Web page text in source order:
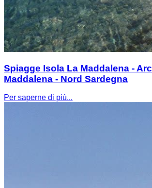
Spiagge Isola La Maddalena -
Maddalena - Nord Sardegna
Per saperne di più...